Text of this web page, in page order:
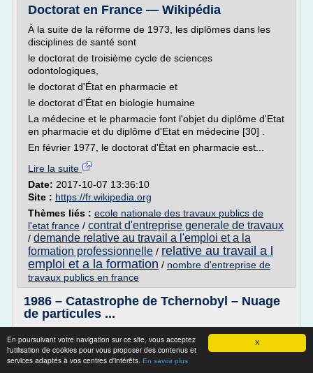
X
En poursuivant votre navigation sur ce site, vous acceptez
l'utilisation de cookies pour vous proposer des contenus et
services adaptés à vos centres d'intérêts. En savoir plus
Doctorat en France — Wikipédia
À la suite de la réforme de 1973, les diplômes dans les
disciplines de santé sont
le doctorat de troisième cycle de sciences
odontologiques,
le doctorat d'État en pharmacie et
le doctorat d'État en biologie humaine
La médecine et le pharmacie font l'objet du diplôme d'Etat
en pharmacie et du diplôme d'Etat en médecine [30] .
En février 1977, le doctorat d'État en pharmacie est...
Lire la suite
Date: 2017-10-07 13:36:10
Site : https://fr.wikipedia.org
Thèmes liés : ecole nationale des travaux publics de
l'etat france / contrat d'entreprise generale de travaux
/ demande relative au travail a l'emploi et a la
formation professionnelle / relative au travail a l
emploi et a la formation / nombre d'entreprise de
travaux publics en france
1986 – Catastrophe de Tchernobyl – Nuage
de particules ...
Il y a 25 ans avait lieu la catastrophe de la centrale
nucléaire de Tchernobyl . Les faits commençant à dater